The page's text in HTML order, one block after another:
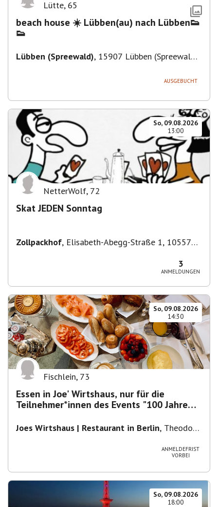
Lütte, 65
beach house ☀️ Lübben(au) nach Lübben👟
👟
Lübben (Spreewald), 15907 Lübben (Spreewald),
AUSGEBUCHT
So, 09.08.2026
13:00
NetterWolf, 72
Skat JEDEN Sonntag
Zollpackhof, Elisabeth-Abegg-Straße 1, 10557
3
ANMELDUNGEN
So, 09.08.2026
14:30
Fischlein, 73
Essen in Joe' Wirtshaus, nur für die
Teilnehmer*innen des Events "100 Jahre
Joes Wirtshaus | Restaurant in Berlin, Theodor-
ANMELDEFRIST
VORBEI
So, 09.08.2026
18:00